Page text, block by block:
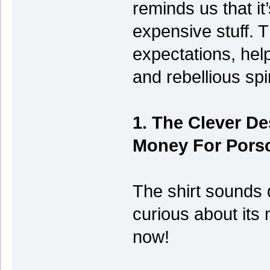
reminds us that
expensive stuff.
expectations,
and rebellious
1. The Clever
Money For
The shirt sounds
curious about its
now!